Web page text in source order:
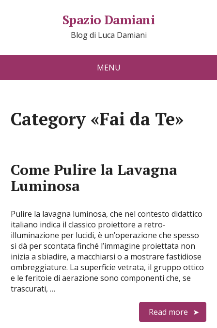
Spazio Damiani
Blog di Luca Damiani
MENU
Category «Fai da Te»
Come Pulire la Lavagna
Luminosa
Pulire la lavagna luminosa, che nel contesto didattico
italiano indica il classico proiettore a retro-
illuminazione per lucidi, è un’operazione che spesso
si dà per scontata finché l’immagine proiettata non
inizia a sbiadire, a macchiarsi o a mostrare fastidiose
ombreggiature. La superficie vetrata, il gruppo ottico
e le feritoie di aerazione sono componenti che, se
trascurati, …
Read more